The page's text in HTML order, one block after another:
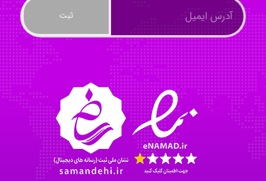
Mohammad
Tavan
akhtar shahsavandi